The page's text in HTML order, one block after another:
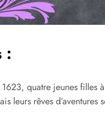
:
quatre jeunes filles
leurs rêves